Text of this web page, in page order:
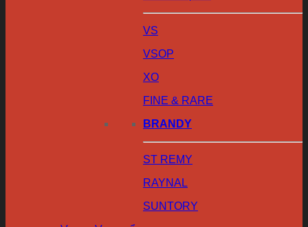
VS
VSOP
XO
FINE & RARE
BRANDY
ST REMY
RAYNAL
SUNTORY